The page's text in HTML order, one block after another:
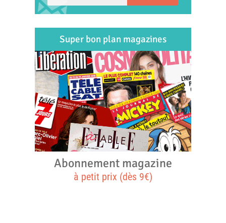
Super bon plan magazines
Abonnement magazine
à petit prix (dès 9€)